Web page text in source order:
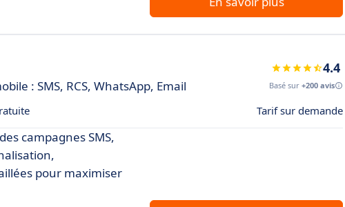
: SMS, RCS, WhatsApp, Email
4.4
Basé sur +200 avis
Tarif sur demande
campagnes SMS,
pour maximiser